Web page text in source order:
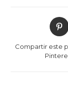
Opens
in
new
Compartir este